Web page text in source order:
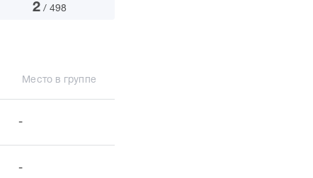
2 / 498
Место в группе
-
-